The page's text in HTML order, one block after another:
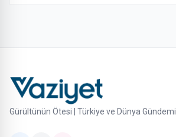
Gürültünün Ötesi | Türkiye ve Dünya Gündemi